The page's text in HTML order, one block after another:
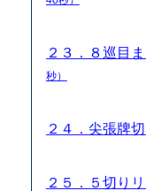
２３．８巡目
秒）
２４．尖張牌
２５．５切り